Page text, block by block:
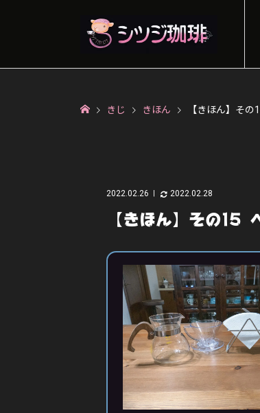
きじ きほん 【きほん】そ
2022.02.26 2022.02.28
【きほん】その15